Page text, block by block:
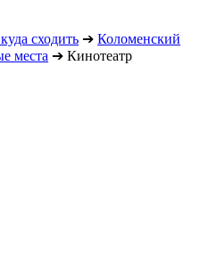
сходить ➔ Коломенский
места ➔ Кинотеатр